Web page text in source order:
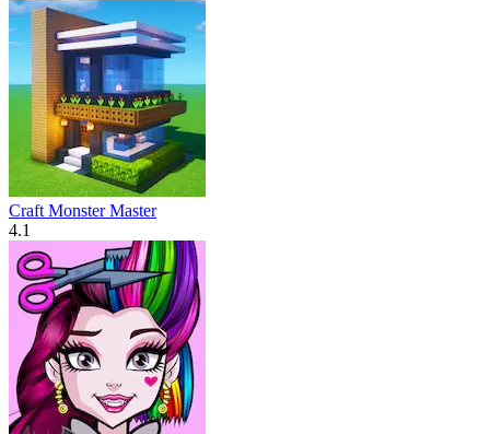
Craft Monster Master
4.1